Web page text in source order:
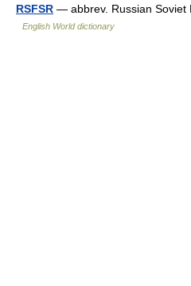
RSFSR — abbrev. Russian Soviet
English World dictionary